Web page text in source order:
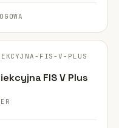
FIS-V-PLUS
FIS V Plus